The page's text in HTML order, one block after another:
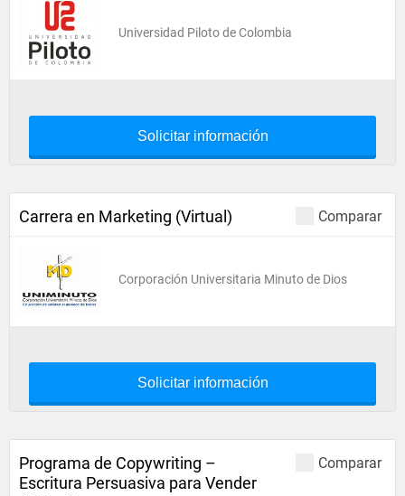
Universidad Piloto de Colombia
Solicitar información
Comparar
Carrera en Marketing (Virtual)
Corporación Universitaria Minuto de Dios
Solicitar información
Comparar
Programa de Copywriting –
Escritura Persuasiva para Vender